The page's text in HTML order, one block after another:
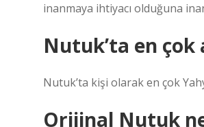
inanmaya ihtiyacı olduğuna
Nutuk’ta en çok
Nutuk’ta kişi olarak en çok
Orijinal Nutuk